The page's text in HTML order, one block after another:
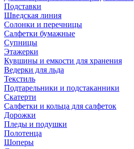
Подставки
Шведская линия
Солонки и перечницы
Салфетки бумажные
Супницы
Этажерки
Кувшины и емкости для хранения
Ведерки для льда
Текстиль
Подтарельники и подстаканники
Скатерти
Салфетки и кольца для салфеток
Дорожки
Пледы и подушки
Полотенца
Шоперы